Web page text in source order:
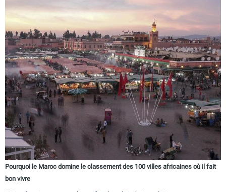
Pourquoi le Maroc domine le classement des 100 villes africaines où il fait
bon vivre